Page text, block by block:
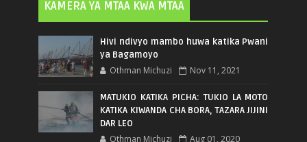
KAMERA YA MTAA KWA MTAA
Hivi ndivyo mambo huwa katika Pwani
ya Bagamoyo
Othman Michuzi Nov 11, 2021
MATUKIO KATIKA PICHA: TUKIO LA MOTO
KATIKA KIWANDA CHA BORA, TAZARA JIJINI
DAR LEO
Othman Michuzi Aug 01, 2020